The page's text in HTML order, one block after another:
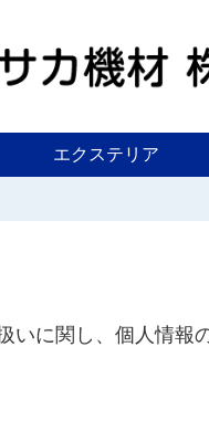
エクステリア
に関し、個人情